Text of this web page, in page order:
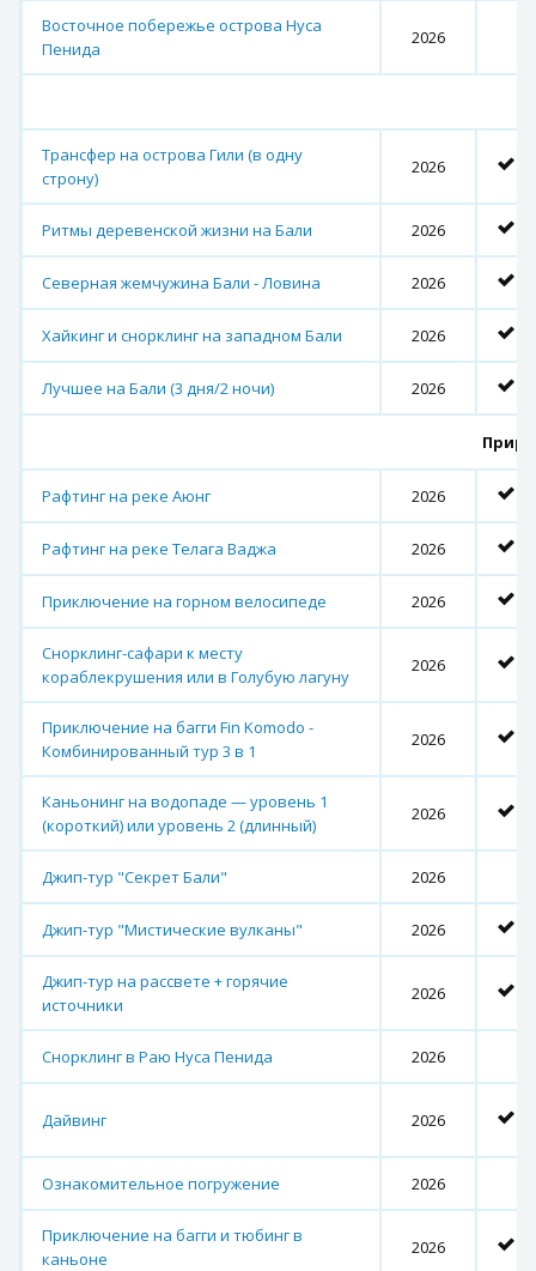
Восточное побережье острова Нуса
Пенида
2026
Трансфер на острова Гили (в одну
строну)
2026
Ритмы деревенской жизни на Бали 2026
Северная жемчужина Бали - Ловина 2026
Хайкинг и снорклинг на западном Бали 2026
Лучшее на Бали (3 дня/2 ночи) 2026
Рафтинг на реке Аюнг 2026
Рафтинг на реке Телага Ваджа 2026
Приключение на горном велосипеде 2026
Снорклинг-сафари к месту
кораблекрушения или в Голубую лагуну
2026
Приключение на багги Fin Komodo -
Комбинированный тур 3 в 1
2026
Каньонинг на водопаде — уровень 1
(короткий) или уровень 2 (длинный)
2026
Джип-тур "Секрет Бали" 2026
Джип-тур "Мистические вулканы" 2026
Джип-тур на рассвете + горячие
источники
2026
Снорклинг в Раю Нуса Пенида 2026
Дайвинг 2026
Ознакомительное погружение 2026
Приключение на багги и тюбинг в
каньоне
2026